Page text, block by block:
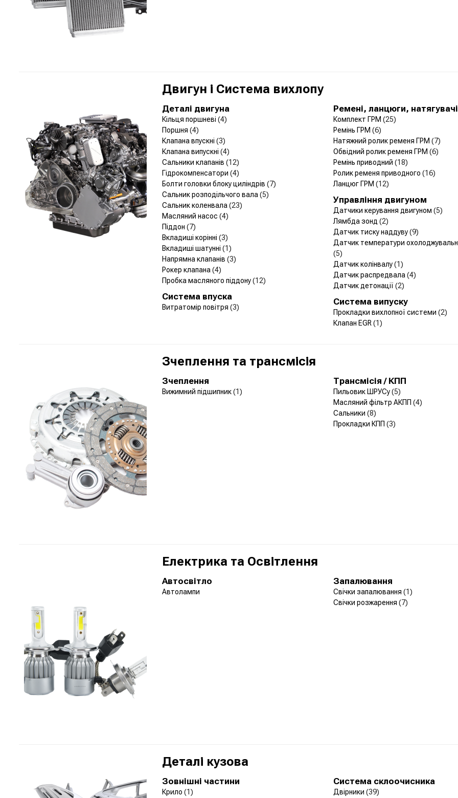
Двигун і Система вихлопу
Деталі двигуна
Кільця поршневі (4)
Поршня (4)
Клапана впускні (3)
Клапана випускні (4)
Сальники клапанів (12)
Гідрокомпенсатори (4)
Болти головки блоку циліндрів (7)
Сальник розподільчого вала (5)
Сальник коленвала (23)
Масляний насос (4)
Піддон (7)
Вкладиші корінні (3)
Вкладиші шатунні (1)
Напрямна клапанів (3)
Рокер клапана (4)
Пробка масляного піддону(12)
Ремені, ланцюги, натягувачі
Комплект ГРМ (25)
Ремінь ГРМ (6)
Натяжний ролик ременя ГРМ (7)
Обвідний ролик ременя ГРМ (6)
Ремінь приводний (18)
Ролик ременя приводного (16)
Ланцюг ГРМ (12)
Управління двигуном
Датчики керування двигуном (5)
Лямбда зонд (2)
Датчик тиску наддуву(9)
Датчик температури
(5)
Датчик колінвалу(1)
Датчик распредвала (4)
Датчик детонації (2)
Система впуска
Витратомір повітря (3)
Система випуску
Прокладки вихлопної системи (2)
Клапан EGR (1)
Зчеплення та трансмісія
Зчеплення
Вижимний підшипник(1)
Трансмісія / КПП
Пильовик ШРУСу(5)
Масляний фільтр АКПП (4)
Сальники (8)
Прокладки КПП (3)
Електрика та Освітлення
Автосвітло
Автолампи
Запалювання
Свічки запалювання (1)
Свічки розжарення (7)
Деталі кузова
Зовнішні частини
Крило (1)
Система склоочисника
Двірники (39)